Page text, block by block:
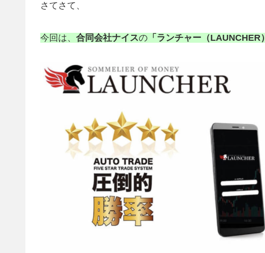
さてさて、
今回は、 合同会社ナイスの 「ランチャー（LAUNCHER）